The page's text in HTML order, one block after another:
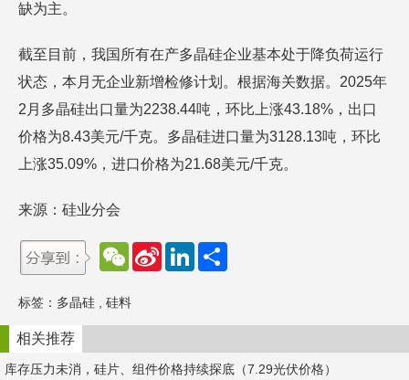
缺为主。
截至目前，我国所有在产多晶硅企业基本处于降负荷运行
状态，本月无企业新增检修计划。根据海关数据。2025年
2月多晶硅出口量为2238.44吨，环比上涨43.18%，出口
价格为8.43美元/千克。多晶硅进口量为3128.13吨，环比
上涨35.09%，进口价格为21.68美元/千克。
来源：硅业分会
W
e
h
a
t
S
e
b
o
L
d
n
标签： 多晶硅 硅料
相关推荐
库存压力未消，硅片、组件价格持续探底（7.29光伏价格）